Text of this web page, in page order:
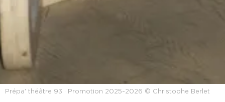
Prépa' théâtre 93 · Promotion 2025-2026 © Christophe Berlet